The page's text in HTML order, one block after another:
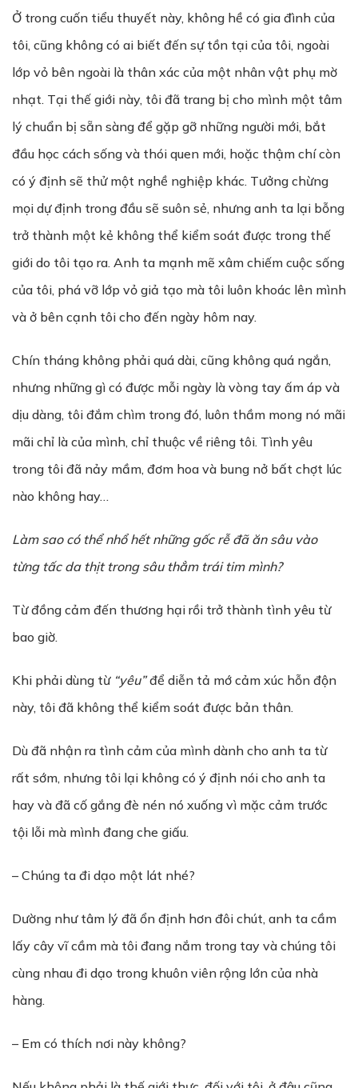
Ở trong cuốn tiểu thuyết này, không hề có gia đình của
tôi, cũng không có ai biết đến sự tồn tại của tôi, ngoài
lớp vỏ bên ngoài là thân xác của một nhân vật phụ mờ
nhạt. Tại thế giới này, tôi đã trang bị cho mình một tâm
lý chuẩn bị sẵn sàng để gặp gỡ những người mới, bắt
đầu học cách sống và thói quen mới, hoặc thậm chí còn
có ý định sẽ thử một nghề nghiệp khác. Tưởng chừng
mọi dự định trong đầu sẽ suôn sẻ, nhưng anh ta lại bỗng
trở thành một kẻ không thể kiểm soát được trong thế
giới do tôi tạo ra. Anh ta mạnh mẽ xâm chiếm cuộc sống
của tôi, phá vỡ lớp vỏ giả tạo mà tôi luôn khoác lên mình
và ở bên cạnh tôi cho đến ngày hôm nay.
Chín tháng không phải quá dài, cũng không quá ngắn,
nhưng những gì có được mỗi ngày là vòng tay ấm áp và
dịu dàng, tôi đắm chìm trong đó, luôn thầm mong nó mãi
mãi chỉ là của mình, chỉ thuộc về riêng tôi. Tình yêu
trong tôi đã nảy mầm, đơm hoa và bung nở bất chợt lúc
nào không hay…
Làm sao có thể nhổ hết những gốc rễ đã ăn sâu vào
từng tấc da thịt trong sâu thẳm trái tim mình?
Từ đồng cảm đến thương hại rồi trở thành tình yêu từ
bao giờ.
Khi phải dùng từ “yêu”để diễn tả mớ cảm xúc hỗn độn
này, tôi đã không thể kiểm soát được bản thân.
Dù đã nhận ra tình cảm của mình dành cho anh ta từ
rất sớm, nhưng tôi lại không có ý định nói cho anh ta
hay và đã cố gắng đè nén nó xuống vì mặc cảm trước
tội lỗi mà mình đang che giấu.
– Chúng ta đi dạo một lát nhé?
Dường như tâm lý đã ổn định hơn đôi chút, anh ta cầm
lấy cây vĩ cầm mà tôi đang nắm trong tay và chúng tôi
cùng nhau đi dạo trong khuôn viên rộng lớn của nhà
hàng.
– Em có thích nơi này không?